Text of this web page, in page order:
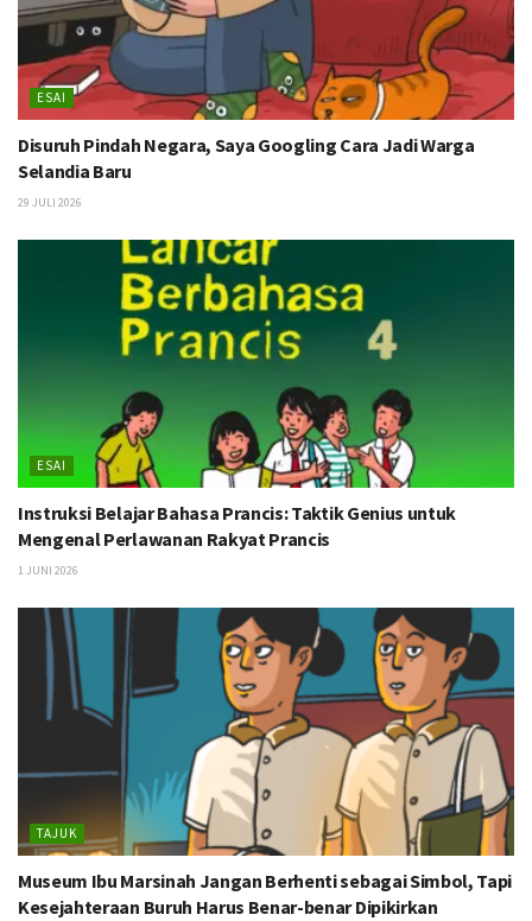
ESAI
Disuruh Pindah Negara, Saya Googling Cara Jadi Warga
Selandia Baru
29 JULI 2026
ESAI
Instruksi Belajar Bahasa Prancis: Taktik Genius untuk
Mengenal Perlawanan Rakyat Prancis
1 JUNI 2026
TAJUK
Museum Ibu Marsinah Jangan Berhenti sebagai Simbol, Tapi
Kesejahteraan Buruh Harus Benar-benar Dipikirkan